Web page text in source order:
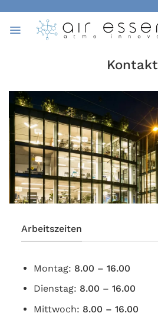
springen
Kontakt
Arbeitszeiten
Montag: 8.00 – 16.00
Dienstag: 8.00 – 16.00
Mittwoch: 8.00 – 16.00